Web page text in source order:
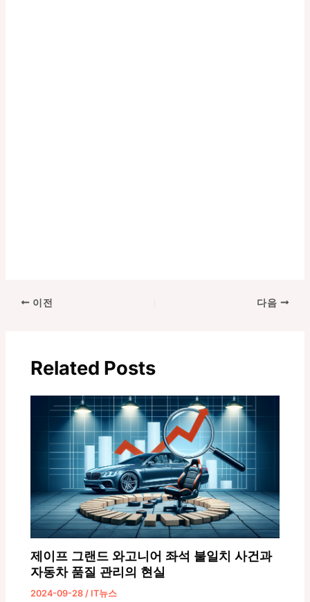
이전 다음
Related Posts
제이프 그랜드 와고니어 좌석 불일치 사건과
자동차 품질 관리의 현실
2024-09-28/ IT뉴스